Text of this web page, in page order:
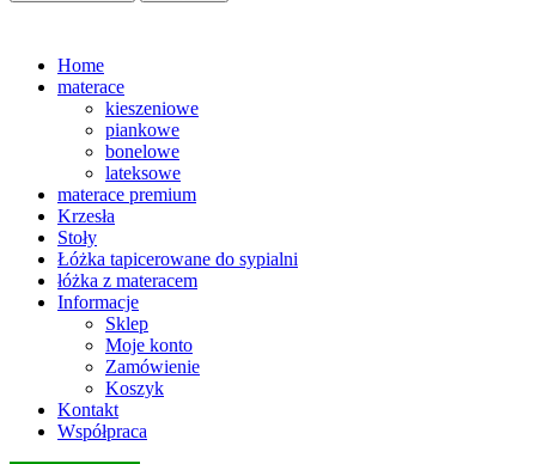
Home
materace
kieszeniowe
piankowe
bonelowe
lateksowe
materace premium
Krzesła
Stoły
Łóżka tapicerowane do sypialni
łóżka z materacem
Informacje
Sklep
Moje konto
Zamówienie
Koszyk
Kontakt
Współpraca